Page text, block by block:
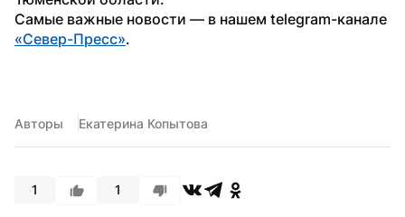
«Север-Пресс».
Авторы Екатерина Копытова
1 1